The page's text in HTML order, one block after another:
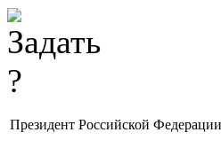
Президент Российской Федерации